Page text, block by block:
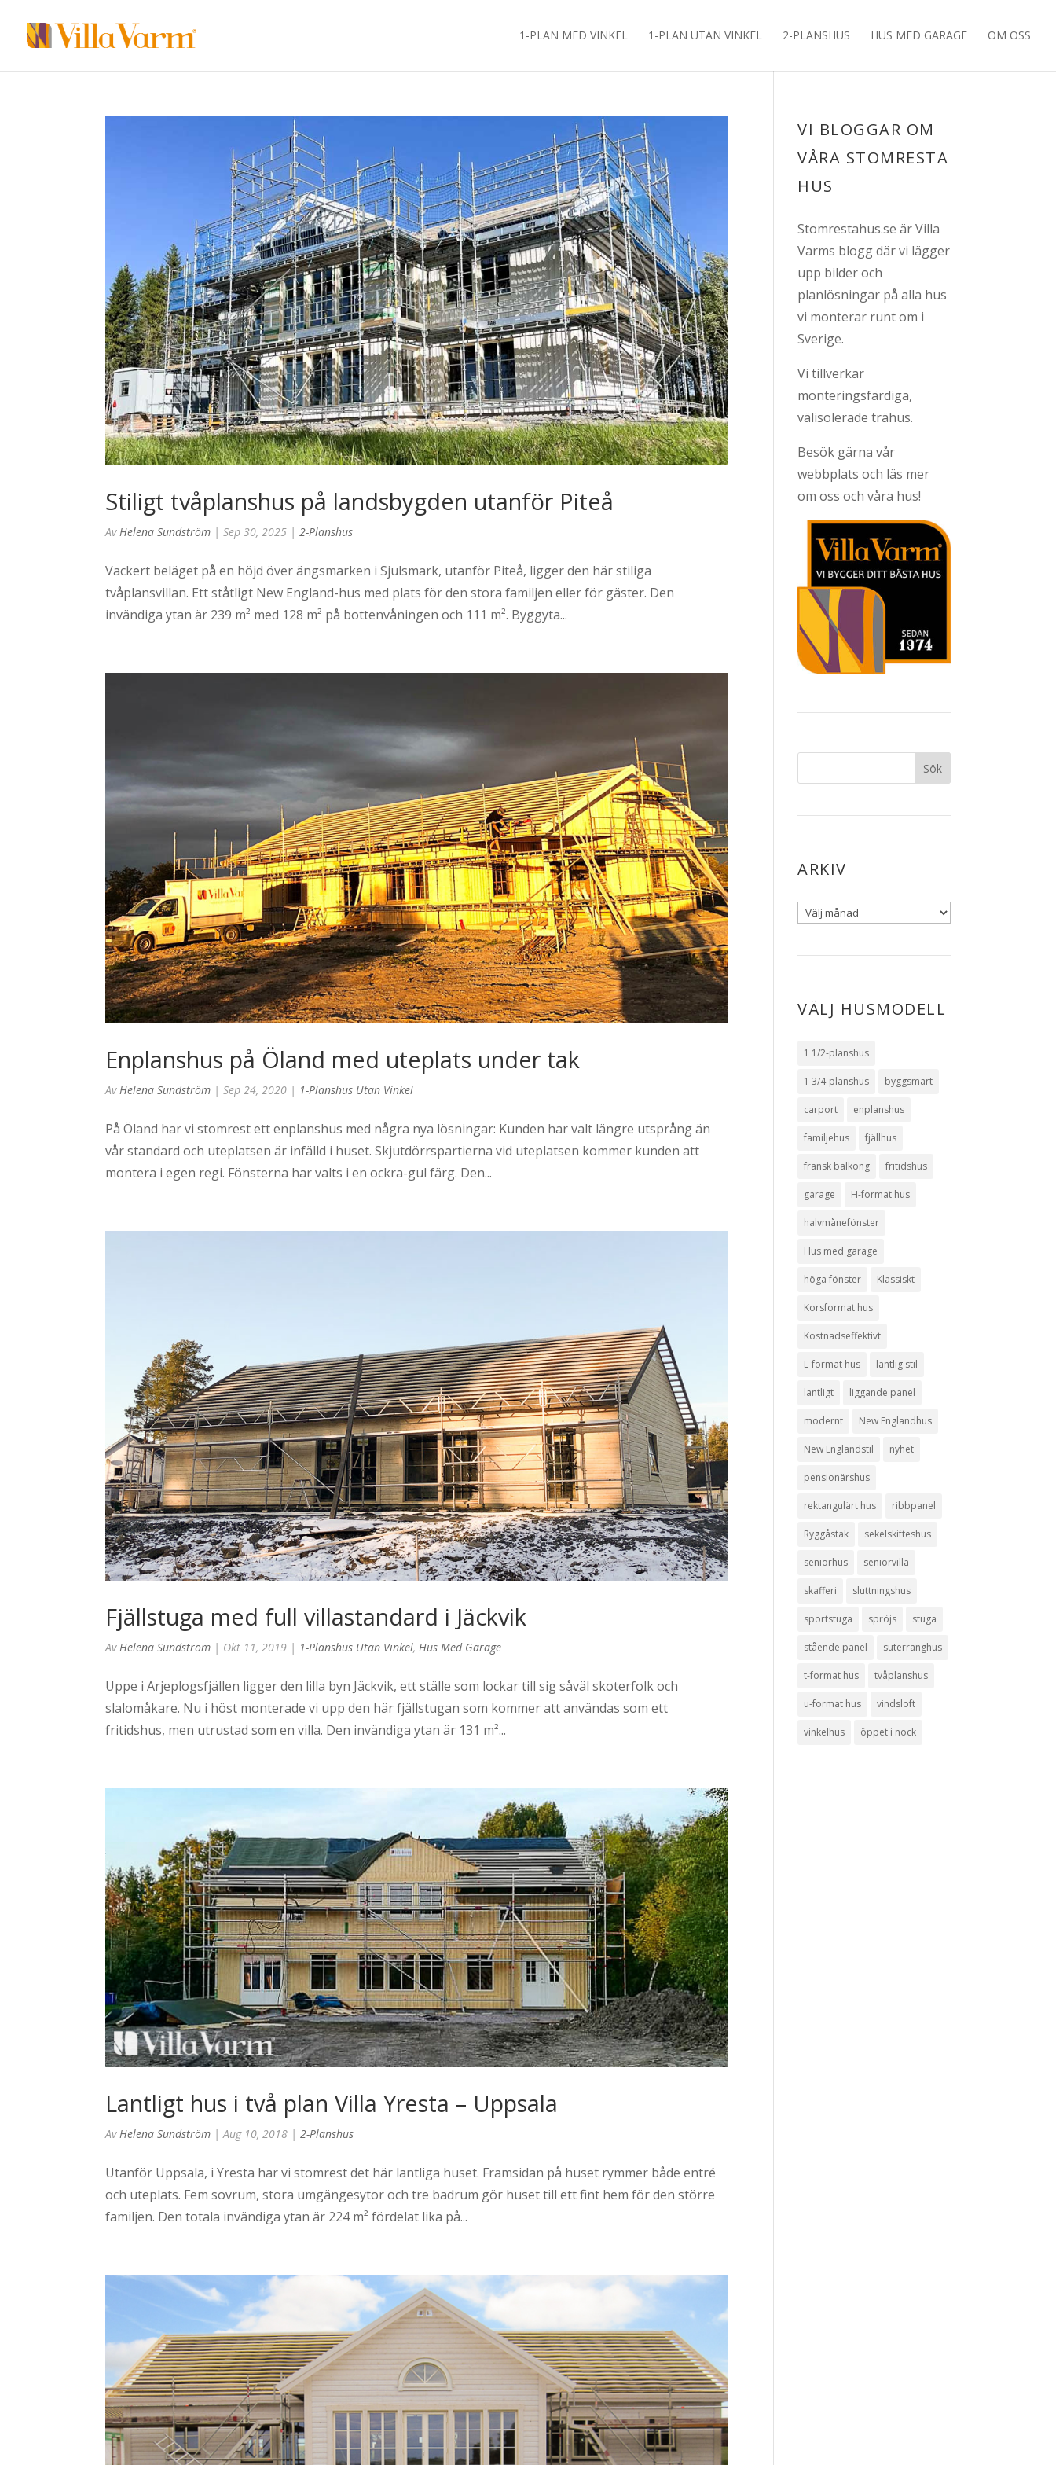
1-PLAN MED VINKEL 1-PLAN UTAN VINKEL 2-PLANSHUS HUS MED GARAGE OM OSS
Stiligt tvåplanshus på landsbygden utanför Piteå
AvHelena Sundström |Sep 30, 2025 |2-Planshus
Vackert beläget på en höjd över ängsmarken i Sjulsmark, utanför Piteå, ligger den här stiliga
tvåplansvillan. Ett ståtligt New England-hus med plats för den stora familjen eller för gäster. Den
invändiga ytan är 239 m² med 128 m² på bottenvåningen och 111 m². Byggyta...
Enplanshus på Öland med uteplats under tak
Av Helena Sundström |Sep 24, 2020 | 1-Planshus Utan Vinkel
På Öland har vi stomrest ett enplanshus med några nya lösningar: Kunden har valt längre utsprång än
vår standard och uteplatsen är infälld i huset. Skjutdörrspartierna vid uteplatsen kommer kunden att
montera i egen regi. Fönsterna har valts i en ockra-gul färg. Den...
Fjällstuga med full villastandard i Jäckvik
Av Helena Sundström | Okt 11, 2019 | 1-Planshus Utan Vinkel, Hus Med Garage
Uppe i Arjeplogsfjällen ligger den lilla byn Jäckvik, ett ställe som lockar till sig såväl skoterfolk och
slalomåkare. Nu i höst monterade vi upp den här fjällstugan som kommer att användas som ett
fritidshus, men utrustad som en villa. Den invändiga ytan är 131 m²...
Lantligt hus i två plan Villa Yresta – Uppsala
AvHelena Sundström |Aug 10, 2018 |2-Planshus
Utanför Uppsala, i Yresta har vi stomrest det här lantliga huset. Framsidan på huset rymmer både entré
och uteplats. Fem sovrum, stora umgängesytor och tre badrum gör huset till ett fint hem för den större
familjen. Den totala invändiga ytan är 224 m² fördelat lika på...
VI BLOGGAR OM
VÅRA STOMRESTA
HUS
Stomrestahus.se är Villa
Varms blogg där vi lägger
upp bilder och
planlösningar på alla hus
vi monterar runt om i
Sverige.
Vi tillverkar
monteringsfärdiga,
välisolerade trähus.
Besök gärna vår
webbplats och läs mer
om oss och våra hus!
ARKIV
VÄLJ HUSMODELL
1 1/2-planshus
1 3/4-planshus byggsmart
carport enplanshus
familjehus fjällhus
fransk balkong fritidshus
garage H-format hus
halvmånefönster
Hus med garage
höga fönster Klassiskt
Korsformat hus
Kostnadseffektivt
L-format hus lantlig stil
lantligt liggande panel
modernt New Englandhus
New Englandstil nyhet
pensionärshus
rektangulärt hus ribbpanel
Ryggåstak sekelskifteshus
seniorhus seniorvilla
skafferi sluttningshus
sportstuga spröjs stuga
stående panel suterränghus
t-format hus tvåplanshus
u-format hus vindsloft
vinkelhus öppet i nock